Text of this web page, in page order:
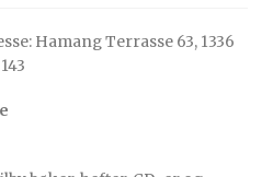
Hamang Terrasse 63, 1336